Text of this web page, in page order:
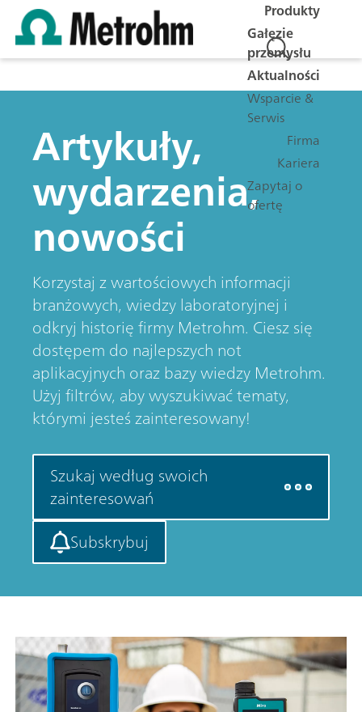
Produkty
Gałęzie
przemysłu
Aktualności
Wsparcie &
Serwis
Firma
Kariera
Zapytaj o
ofertę
Artykuły,
wydarzenia,
nowości
Korzystaj z wartościowych informacji
branżowych, wiedzy laboratoryjnej i
odkryj historię firmy Metrohm. Ciesz się
dostępem do najlepszych not
aplikacyjnych oraz bazy wiedzy Metrohm.
Użyj filtrów, aby wyszukiwać tematy,
którymi jesteś zainteresowany!
Szukaj według swoich
zainteresowań
Subskrybuj